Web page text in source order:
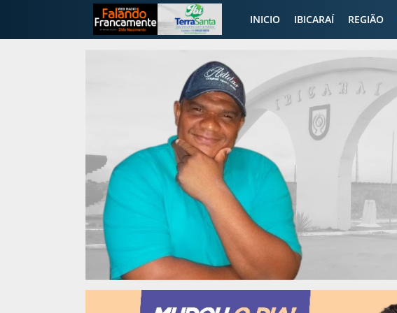
INICIO IBICARAÍ REGIÃO